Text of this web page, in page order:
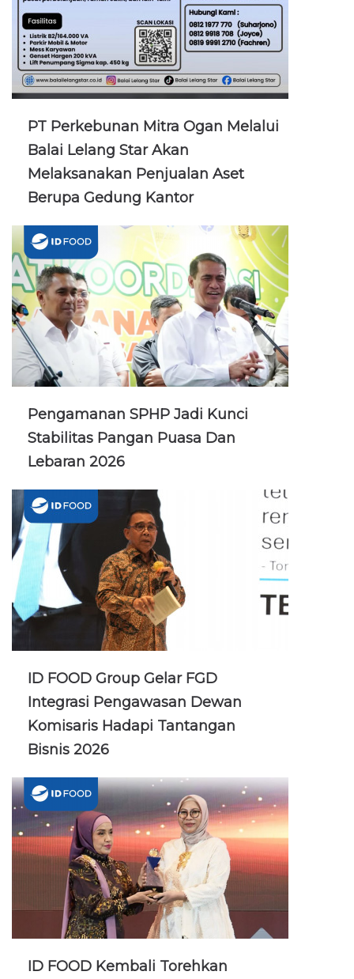
PT Perkebunan Mitra Ogan Melalui
Balai Lelang Star Akan
Melaksanakan Penjualan Aset
Berupa Gedung Kantor
Pengamanan SPHP Jadi Kunci
Stabilitas Pangan Puasa Dan
Lebaran 2026
ID FOOD Group Gelar FGD
Integrasi Pengawasan Dewan
Komisaris Hadapi Tantangan
Bisnis 2026
ID FOOD Kembali Torehkan